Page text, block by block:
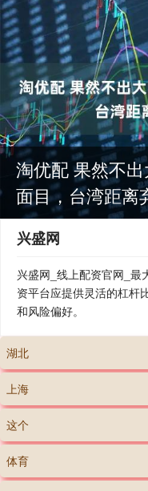
淘优配 果然不
面目，台湾距离
兴盛网
兴盛网_线上配资官网_最
资平台应提供灵活的杠杆
和风险偏好。
湖北
上海
这个
体育